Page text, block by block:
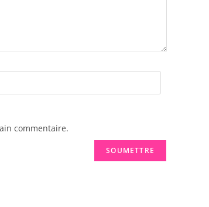
commentaire.